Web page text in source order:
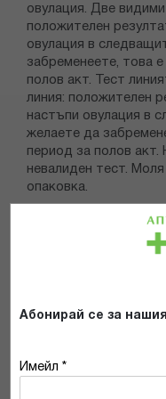
Абонирай се за
Имейл *
овулация. Две
положителен
овулация в
забременеете, това
полов акт. Тест
линия: положителен
настъпи овулация в
желаете да
период за полов акт.
невалиден тест.
опаковка.
Повторете стъпка 1
и също време на